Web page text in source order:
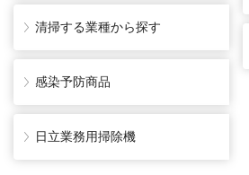
清掃する業種から探す
感染予防商品
日立業務用掃除機